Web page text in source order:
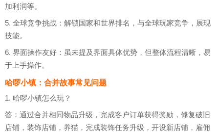
加利润等。
5. 全球竞争挑战：解锁国家和世界排名，与全球玩家竞争，展现
技能。
6. 界面操作友好：虽未提及界面具体优势，但整体流程清晰，易
于上手操作。
哈啰小镇：合并故事常见问题
1. 哈啰小镇怎么玩？
答：通过合并相同物品升级，完成客户订单获得奖励，修复破旧
店铺，装饰店铺，养猫，完成装饰任务升级，开设新店铺，雇佣